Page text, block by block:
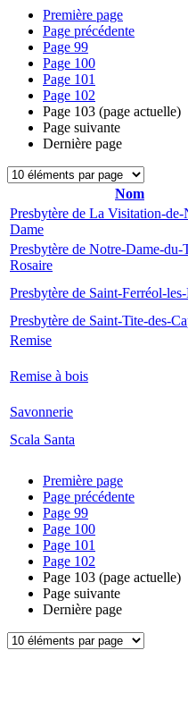
Première page
Page précédente
Page 99
Page 100
Page 101
Page 102
Page 103 (page actuelle)
Page suivante
Dernière page
Nom
Presbytère de La Visitation-de-
Dame
Presbytère de Notre-Dame-du-
Rosaire
Presbytère de Saint-Ferréol-
Presbytère de Saint-Tite-des-
Remise
Remise à bois
Savonnerie
Scala Santa
Première page
Page précédente
Page 99
Page 100
Page 101
Page 102
Page 103 (page actuelle)
Page suivante
Dernière page